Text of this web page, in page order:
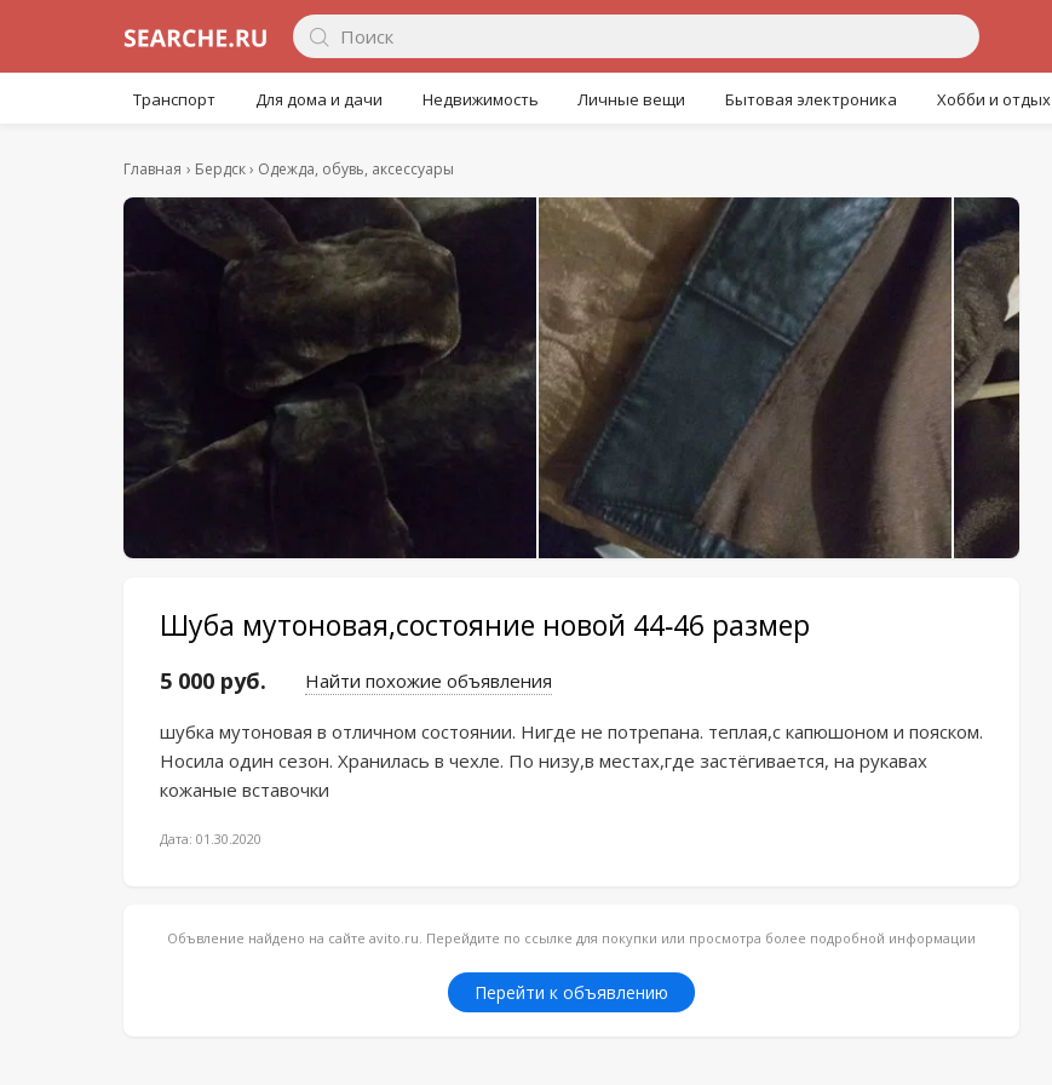
Транспорт Для дома и дачи Недвижимость Личные вещи Бытовая электроника Хобби и отдых
Главная Бердск Одежда, обувь, аксессуары
Шуба мутоновая,состояние новой 44-46 размер
5 000 руб. Найти похожие объявления
шубка мутоновая в отличном состоянии. Нигде не потрепана. теплая,с капюшоном и пояском.
Носила один сезон. Хранилась в чехле. По низу,в местах,где застёгивается, на рукавах
кожаные вставочки
Дата: 01.30.2020
Объвление найдено на сайте avito.ru. Перейдите по ссылке для покупки или просмотра более подробной информации
Перейти к объявлению